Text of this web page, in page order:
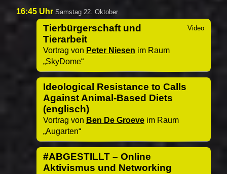
16:45 Uhr Samstag 22. Oktober
Tierbürgerschaft und
Tierarbeit
Vortrag von Peter Niesen im Raum
SkyDome
Ideological Resistance to Calls
Against Animal-Based Diets
(englisch)
Vortrag von Ben De Groeveim Raum
Augarten
#ABGESTILLT – Online
Aktivismus und Networking